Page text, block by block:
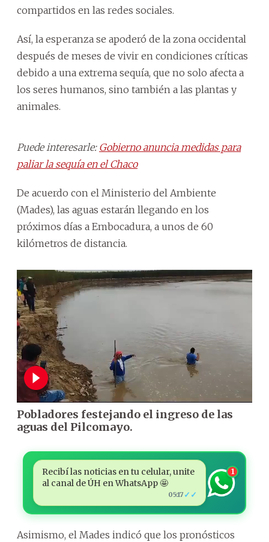
compartidos en las redes sociales.
Así, la esperanza se apoderó de la zona occidental
después de meses de vivir en condiciones críticas
debido a una extrema sequía, que no solo afecta a
los seres humanos, sino también a las plantas y
animales.
Puede interesarle: Gobierno anuncia medidas para
paliar la sequía en el Chaco
De acuerdo con el Ministerio del Ambiente
(Mades), las aguas estarán llegando en los
próximos días a Embocadura, a unos de 60
kilómetros de distancia.
Pobladores festejando el ingreso de las
aguas del Pilcomayo.
Recibí las noticias en tu celular, unite
al canal de ÚH en WhatsApp 🤩
05:17 ✓✓
1
Asimismo, el Mades indicó que los pronósticos